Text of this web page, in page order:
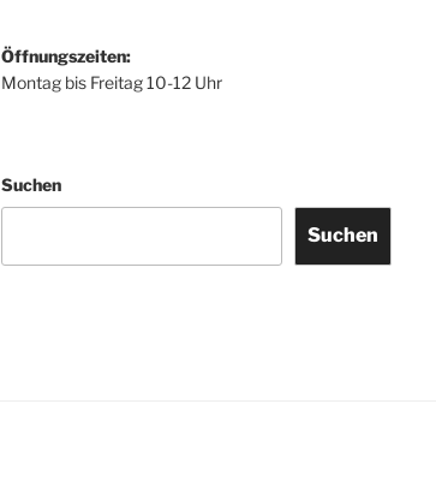
Öffnungszeiten:
Montag bis Freitag 10-12 Uhr
Suchen
Suchen